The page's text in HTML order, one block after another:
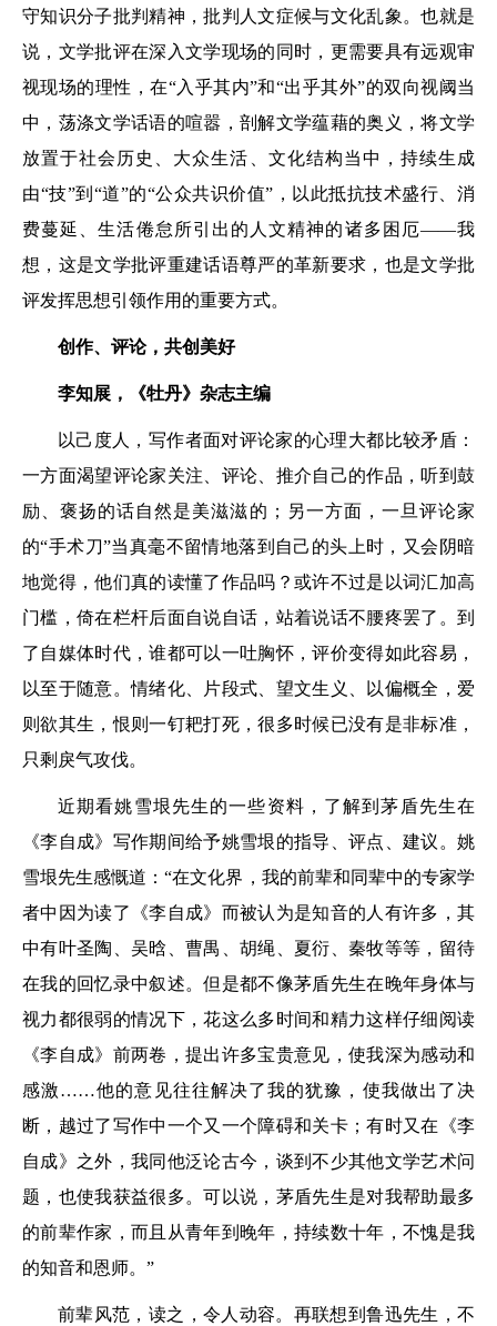
守知识分子批判精神，批判人文症候与文化乱象。也就是
说，文学批评在深入文学现场的同时，更需要具有远观审
视现场的理性，在“入乎其内”和“出乎其外”的双向视阈当
中，荡涤文学话语的喧嚣，剖解文学蕴藉的奥义，将文学
放置于社会历史、大众生活、文化结构当中，持续生成
由“技”到“道”的“公众共识价值”，以此抵抗技术盛行、消
费蔓延、生活倦怠所引出的人文精神的诸多困厄——我
想，这是文学批评重建话语尊严的革新要求，也是文学批
评发挥思想引领作用的重要方式。
创作、评论，共创美好
李知展，《牡丹》杂志主编
以己度人，写作者面对评论家的心理大都比较矛盾：
一方面渴望评论家关注、评论、推介自己的作品，听到鼓
励、褒扬的话自然是美滋滋的；另一方面，一旦评论家
的“手术刀”当真毫不留情地落到自己的头上时，又会阴暗
地觉得，他们真的读懂了作品吗？或许不过是以词汇加高
门槛，倚在栏杆后面自说自话，站着说话不腰疼罢了。到
了自媒体时代，谁都可以一吐胸怀，评价变得如此容易，
以至于随意。情绪化、片段式、望文生义、以偏概全，爱
则欲其生，恨则一钉耙打死，很多时候已没有是非标准，
只剩戾气攻伐。
近期看姚雪垠先生的一些资料，了解到茅盾先生在
《李自成》写作期间给予姚雪垠的指导、评点、建议。姚
雪垠先生感慨道：“在文化界，我的前辈和同辈中的专家学
者中因为读了《李自成》而被认为是知音的人有许多，其
中有叶圣陶、吴晗、曹禺、胡绳、夏衍、秦牧等等，留待
在我的回忆录中叙述。但是都不像茅盾先生在晚年身体与
视力都很弱的情况下，花这么多时间和精力这样仔细阅读
《李自成》前两卷，提出许多宝贵意见，使我深为感动和
感激……他的意见往往解决了我的犹豫，使我做出了决
断，越过了写作中一个又一个障碍和关卡；有时又在《李
自成》之外，我同他泛论古今，谈到不少其他文学艺术问
题，也使我获益很多。可以说，茅盾先生是对我帮助最多
的前辈作家，而且从青年到晚年，持续数十年，不愧是我
的知音和恩师。”
前辈风范，读之，令人动容。再联想到鲁迅先生，不